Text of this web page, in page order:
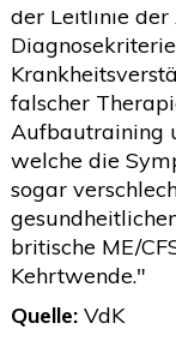
>März(1)
> Februar
>Januar(4)
>2025(72)
>2024(153)
>2023(18)
>2022(119)
>2021 (468)
der Leitlinie der
falscher
Aufbautraining
welche die
sogar
britische ME/
Kehrtwende."
Quelle:VdK